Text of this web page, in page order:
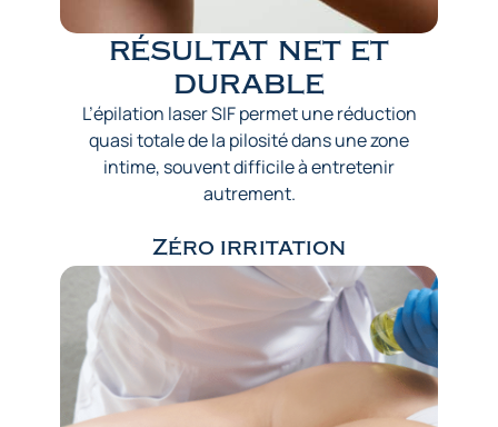
résultat net et
durable
L’épilation laser SIF permet une réduction
quasi totale de la pilosité dans une zone
intime, souvent difficile à entretenir
autrement.
Zéro irritation